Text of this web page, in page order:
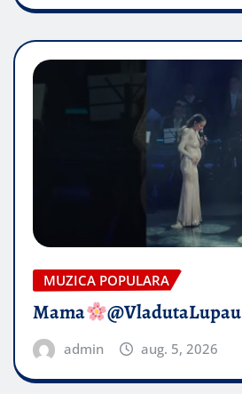
MUZICA POPULARA
Mama @VladutaLupau
admin aug. 5, 2026